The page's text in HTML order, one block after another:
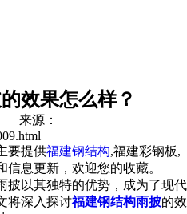
效果怎么样？
来源：
要提供福建钢结构,福建彩钢板,
息更新，欢迎您的收藏。
披以其独特的优势，成为了现代
将深入探讨福建钢结构雨披的效